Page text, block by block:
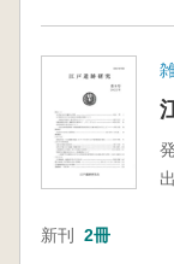
新刊 2冊